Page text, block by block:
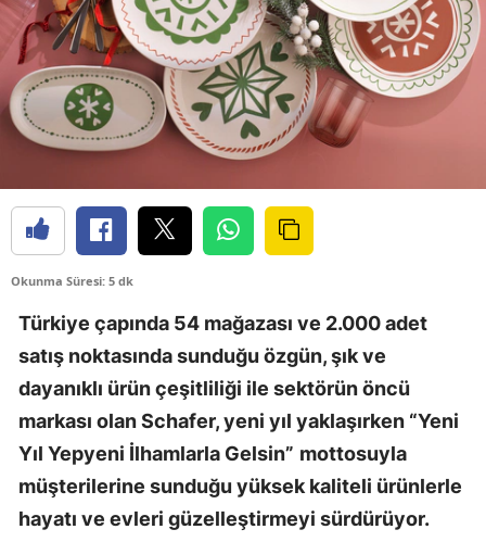
Okunma Süresi: 5 dk
Türkiye çapında 54 mağazası ve 2.000 adet
satış noktasında sunduğu özgün, şık ve
dayanıklı ürün çeşitliliği ile sektörün öncü
markası olan Schafer, yeni yıl yaklaşırken “Yeni
Yıl Yepyeni İlhamlarla Gelsin” mottosuyla
müşterilerine sunduğu yüksek kaliteli ürünlerle
hayatı ve evleri güzelleştirmeyi sürdürüyor.